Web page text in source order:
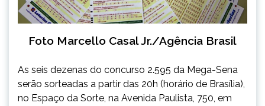
Foto Marcello Casal Jr./Agência Brasil
As seis dezenas do concurso 2.595 da Mega-Sena
serão sorteadas a partir das 20h (horário de Brasília),
no Espaço da Sorte, na Avenida Paulista, 750, em